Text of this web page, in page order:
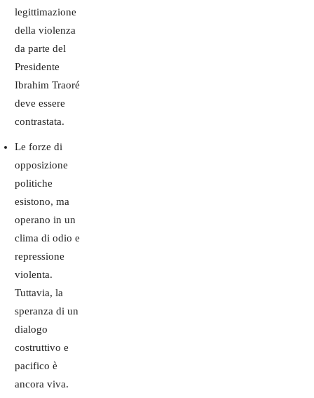
legittimazione
della violenza
da parte del
Presidente
Ibrahim Traoré
deve essere
contrastata.
Le forze di
opposizione
politiche
esistono, ma
operano in un
clima di odio e
repressione
violenta.
Tuttavia, la
speranza di un
dialogo
costruttivo e
pacifico è
ancora viva.